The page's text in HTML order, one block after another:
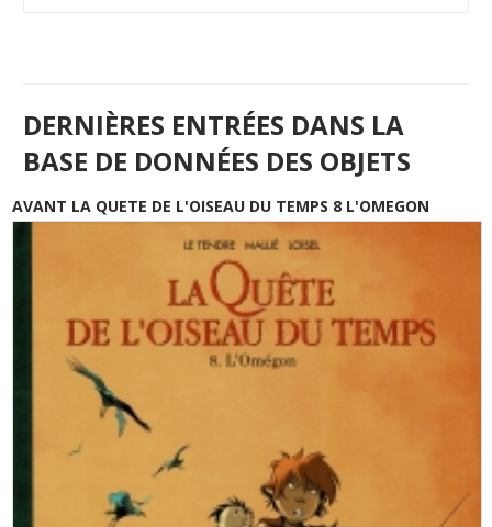
DERNIÈRES ENTRÉES DANS LA
BASE DE DONNÉES DES OBJETS
AVANT LA QUETE DE L'OISEAU DU TEMPS 8 L'OMEGON